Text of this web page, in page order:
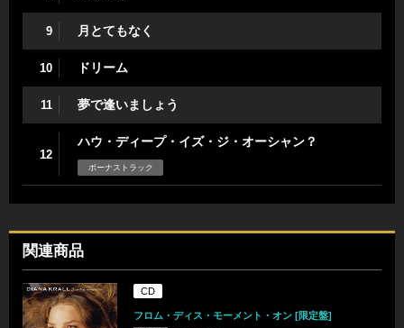
9 月とてもなく
10 ドリーム
11 夢で逢いましょう
12
ハウ・ディープ・イズ・ジ・オーシャン？
ボーナストラック
関連商品
CD
フロム・ディス・モーメント・オン [限定盤]